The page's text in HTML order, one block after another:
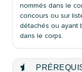
nommés dans le
concours ou sur
détachés ou ayant
dans le corps.